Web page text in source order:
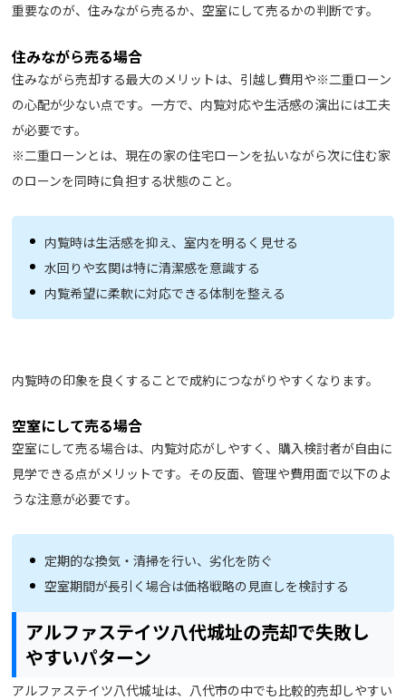
重要なのが、住みながら売るか、空室にして売るかの判断です。
住みながら売る場合
住みながら売却する最大のメリットは、引越し費用や※二重ローン
の心配が少ない点です。一方で、内覧対応や生活感の演出には工夫
が必要です。
※二重ローンとは、現在の家の住宅ローンを払いながら次に住む家
のローンを同時に負担する状態のこと。
内覧時は生活感を抑え、室内を明るく見せる
水回りや玄関は特に清潔感を意識する
内覧希望に柔軟に対応できる体制を整える
内覧時の印象を良くすることで成約につながりやすくなります。
空室にして売る場合
空室にして売る場合は、内覧対応がしやすく、購入検討者が自由に
見学できる点がメリットです。その反面、管理や費用面で以下のよ
うな注意が必要です。
定期的な換気・清掃を行い、劣化を防ぐ
空室期間が長引く場合は価格戦略の見直しを検討する
アルファステイツ八代城址の売却で失敗し
やすいパターン
アルファステイツ八代城址は、八代市の中でも比較的売却しやすい